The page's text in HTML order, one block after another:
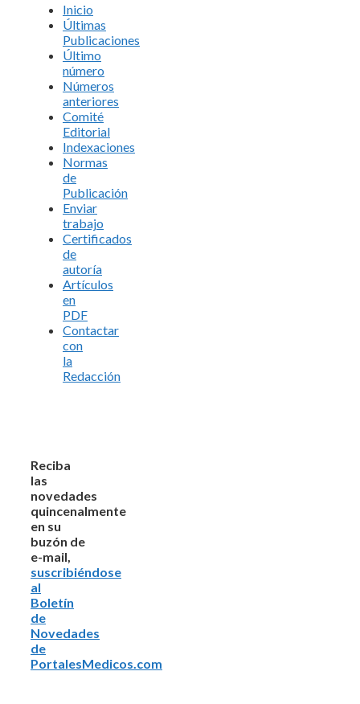
Inicio
Últimas
Publicaciones
Último
número
Números
anteriores
Comité
Editorial
Indexaciones
Normas
de
Publicación
Enviar
trabajo
Certificados
de
autoría
Artículos
en
PDF
Contactar
con
la
Redacción
Reciba
las
novedades
quincenalmente
en su
buzón de
e-mail,
suscribiéndose
al
Boletín
de
Novedades
de
PortalesMedicos.com